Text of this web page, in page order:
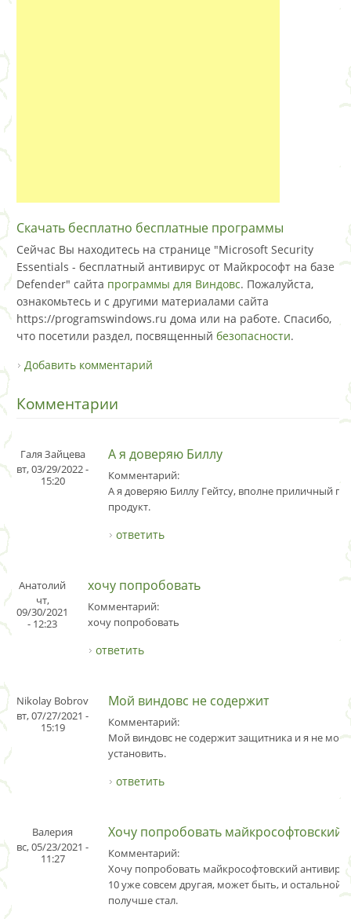
Скачать бесплатно бесплатные программы
Сейчас Вы находитесь на странице "Microsoft Security
Essentials - бесплатный антивирус от Майкрософт на базе
Defender" сайта программы для Виндовс. Пожалуйста,
ознакомьтесь и с другими материалами сайта
https://programswindows.ru дома или на работе. Спасибо,
что посетили раздел, посвященный безопасности.
Добавить комментарий
Комментарии
Галя Зайцева
вт, 03/29/2022 -
15:20
А я доверяю Биллу
Комментарий:
А я доверяю Биллу Гейтсу, вполне приличный
продукт.
ответить
Анатолий
чт,
09/30/2021
- 12:23
хочу попробовать
Комментарий:
хочу попробовать
ответить
Nikolay Bobrov
вт, 07/27/2021 -
15:19
Мой виндовс не содержит
Комментарий:
Мой виндовс не содержит защитника и я не могу
установить.
ответить
Валерия
вс, 05/23/2021 -
11:27
Хочу попробовать майкрософтовский
Комментарий:
Хочу попробовать майкрософтовский
10 уже совсем другая, может быть, и остальной
получше стал.